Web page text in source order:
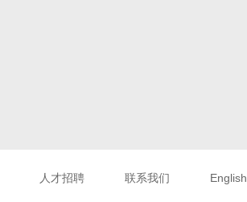
人才招聘 联系我们 English